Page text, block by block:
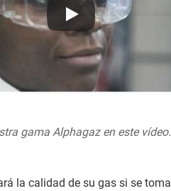
gama Alphagaz en este vídeo.
la calidad de su gas si se